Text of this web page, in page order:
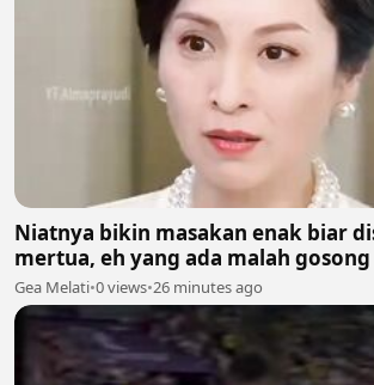
Niatnya bikin masakan enak biar
mertua, eh yang ada malah
Gea Melati•0 views•26 minutes ago